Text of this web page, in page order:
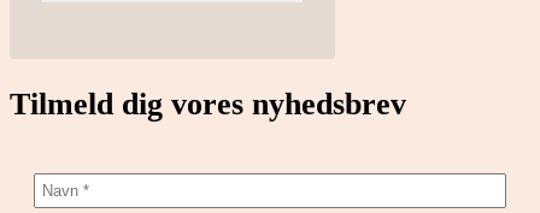
Tilmeld dig vores nyhedsbrev